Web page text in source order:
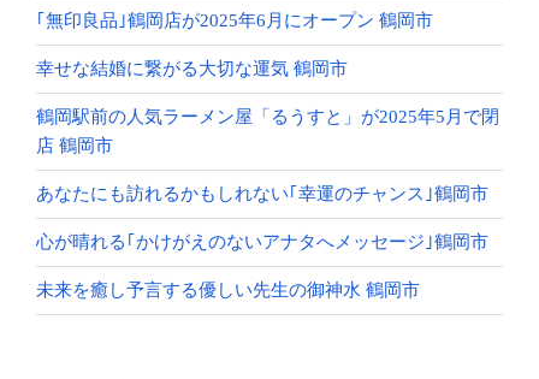
｢無印良品｣鶴岡店が2025年6月にオープン 鶴岡市
幸せな結婚に繋がる大切な運気 鶴岡市
鶴岡駅前の人気ラーメン屋「るうすと」が2025年5月で閉
店 鶴岡市
あなたにも訪れるかもしれない｢幸運のチャンス｣鶴岡市
心が晴れる｢かけがえのないアナタへメッセージ｣鶴岡市
未来を癒し予言する優しい先生の御神水 鶴岡市